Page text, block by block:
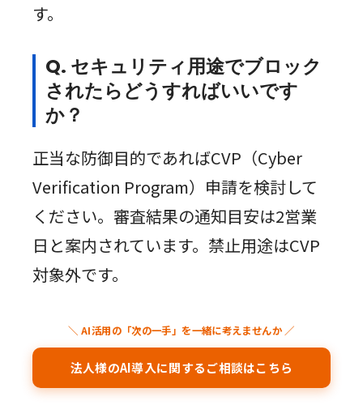
す。
Q. セキュリティ用途でブロック
されたらどうすればいいです
か？
正当な防御目的であればCVP（Cyber
Verification Program）申請を検討して
ください。審査結果の通知目安は2営業
日と案内されています。禁止用途はCVP
対象外です。
＼ AI活用の「次の一手」を一緒に考えませんか ／
法人様のAI導入に関するご相談はこちら